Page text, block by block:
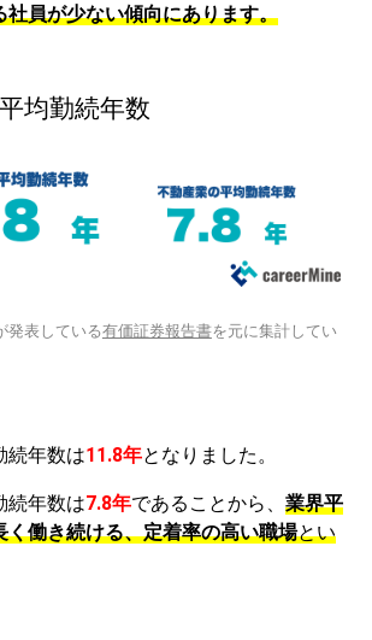
社員が少ない傾向にあります。
均勤続年数
発表している有価証券報告書を元に集計してい
続年数は11.8年となりました。
続年数は7.8年であることから、 業界平
く働き続ける、定着率の高い職場とい